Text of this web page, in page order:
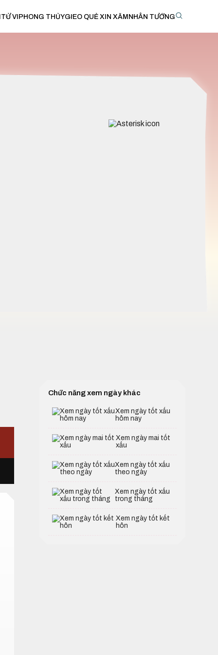
TỬ VI PHONG THỦYGIEO QUẺ XIN XĂM NHÂN TƯỚNG
Chức năng xem ngày khác
Xem ngày tốt xấu
hôm nay
Xem ngày mai tốt
xấu
Xem ngày tốt xấu
theo ngày
Xem ngày tốt xấu
trong tháng
Xem ngày tốt kết
hôn